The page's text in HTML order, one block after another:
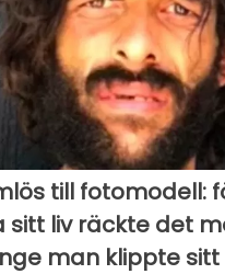
till fotomodell:
sitt liv räckte det
man klippte